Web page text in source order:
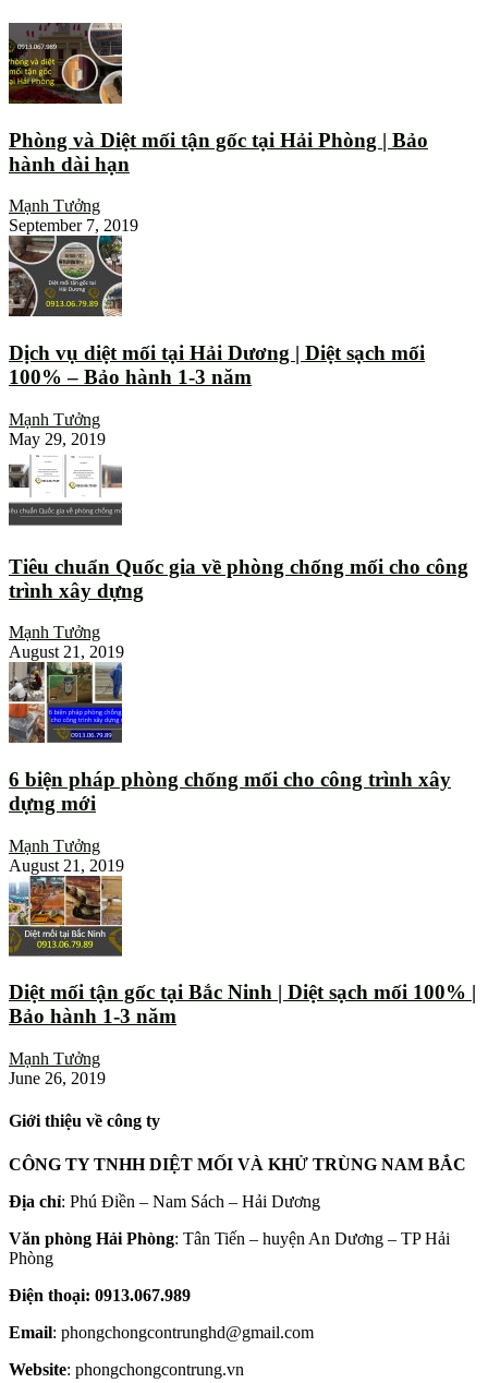
Phòng và Diệt mối tận gốc tại Hải Phòng | Bảo
hành dài hạn
Mạnh Tưởng
September 7, 2019
Dịch vụ diệt mối tại Hải Dương | Diệt sạch mối
100% – Bảo hành 1-3 năm
Mạnh Tưởng
May 29, 2019
Tiêu chuẩn Quốc gia về phòng chống mối cho công
trình xây dựng
Mạnh Tưởng
August 21, 2019
6 biện pháp phòng chống mối cho công trình xây
dựng mới
Mạnh Tưởng
August 21, 2019
Diệt mối tận gốc tại Bắc Ninh | Diệt sạch mối 100% |
Bảo hành 1-3 năm
Mạnh Tưởng
June 26, 2019
Giới thiệu về công ty
CÔNG TY TNHH DIỆT MỐI VÀ KHỬ TRÙNG NAM BẮC
Địa chỉ: Phú Điền – Nam Sách – Hải Dương
Văn phòng Hải Phòng: Tân Tiến – huyện An Dương – TP Hải
Phòng
Điện thoại: 0913.067.989
Email: phongchongcontrunghd@gmail.com
Website: phongchongcontrung.vn